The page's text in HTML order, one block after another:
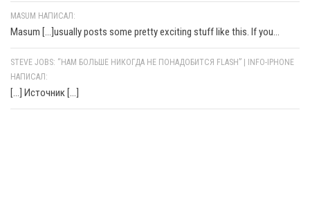
MASUM НАПИСАЛ:
Masum [...]usually posts some pretty exciting stuff like this. If you...
STEVE JOBS: “НАМ БОЛЬШЕ НИКОГДА НЕ ПОНАДОБИТСЯ FLASH” | INFO-IPHONE
НАПИСАЛ:
[…] Источник […]